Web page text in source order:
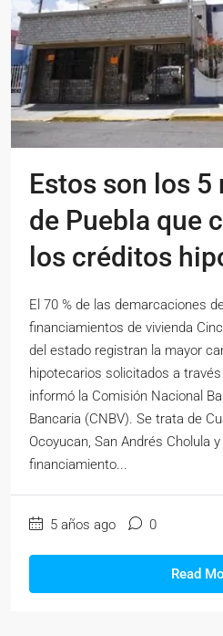
Estos son los
de Puebla que
los créditos
El 70 % de las demarcaciones
financiamientos de vivienda
del estado registran la mayor
hipotecarios solicitados a
informó la Comisión Nacional
Bancaria (CNBV). Se trata de
Ocoyucan, San Andrés Cholula
financiamiento...
5 años ago 0
Read